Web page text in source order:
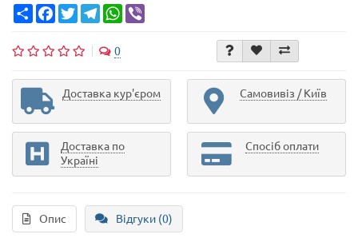
Share FacebookTwitterTelegramWhatsApp
0
Доставка кур'єром Самовивіз / Київ
Доставка по
Україні
Спосіб оплати
Опис Відгуки (0)